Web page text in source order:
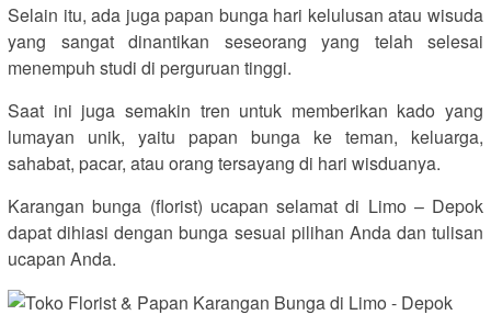
Selain itu, ada juga papan bunga hari kelulusan atau wisuda
yang sangat dinantikan seseorang yang telah selesai
menempuh studi di perguruan tinggi.
Saat ini juga semakin tren untuk memberikan kado yang
lumayan unik, yaitu papan bunga ke teman, keluarga,
sahabat, pacar, atau orang tersayang di hari wisduanya.
Karangan bunga (florist) ucapan selamat di Limo – Depok
dapat dihiasi dengan bunga sesuai pilihan Anda dan tulisan
ucapan Anda.